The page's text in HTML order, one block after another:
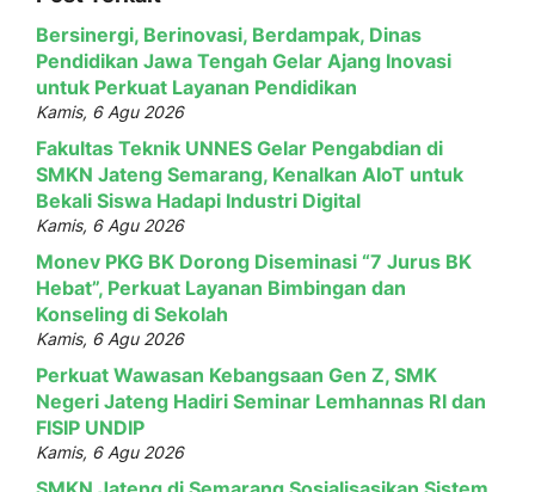
Bersinergi, Berinovasi, Berdampak, Dinas
Pendidikan Jawa Tengah Gelar Ajang Inovasi
untuk Perkuat Layanan Pendidikan
Kamis, 6 Agu 2026
Fakultas Teknik UNNES Gelar Pengabdian di
SMKN Jateng Semarang, Kenalkan AIoT untuk
Bekali Siswa Hadapi Industri Digital
Kamis, 6 Agu 2026
Monev PKG BK Dorong Diseminasi “7 Jurus BK
Hebat”, Perkuat Layanan Bimbingan dan
Konseling di Sekolah
Kamis, 6 Agu 2026
Perkuat Wawasan Kebangsaan Gen Z, SMK
Negeri Jateng Hadiri Seminar Lemhannas RI dan
FISIP UNDIP
Kamis, 6 Agu 2026